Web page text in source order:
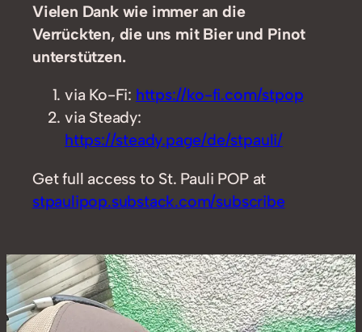
Vielen Dank wie immer an die
Verrückten, die uns mit Bier und Pinot
unterstützen.
via Ko-Fi: https://ko-fi.com/stpop
via Steady:
https://steady.page/de/stpauli/
Get full access to St. Pauli POP at
stpaulipop.substack.com/subscribe